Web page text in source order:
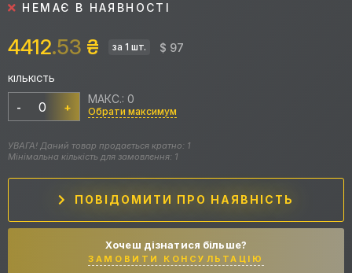
НЕМАЄ В НАЯВНОСТІ
4412.53 ₴ за 1 шт. $ 97
КІЛЬКІСТЬ
- +
МАКС.: 0
Обрати максимум
УВАГА! Даний товар продається кратно: 1
Мінімальна кількість для замовлення: 1
ПОВІДОМИТИ ПРО НАЯВНІСТЬ
Хочеш дізнатися більше?
ЗАМОВИТИ КОНСУЛЬТАЦІЮ